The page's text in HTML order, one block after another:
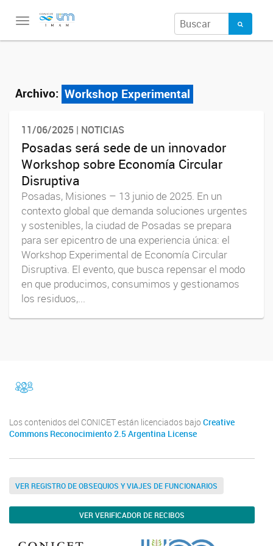
Toggle
Archivo: Workshop Experimental
11/06/2025 | NOTICIAS
Posadas será sede de un innovador
Workshop sobre Economía Circular
Disruptiva
Posadas, Misiones – 13 junio de 2025. En un
contexto global que demanda soluciones urgentes
y sostenibles, la ciudad de Posadas se prepara
para ser epicentro de una experiencia única: el
Workshop Experimental de Economía Circular
Disruptiva. El evento, que busca repensar el modo
en que producimos, consumimos y gestionamos
los residuos,...
facebook
Los contenidos del CONICET están licenciados bajo Creative
Commons Reconocimiento 2.5 Argentina License
VER REGISTRO DE OBSEQUIOS Y VIAJES DE FUNCIONARIOS
VER VERIFICADOR DE RECIBOS